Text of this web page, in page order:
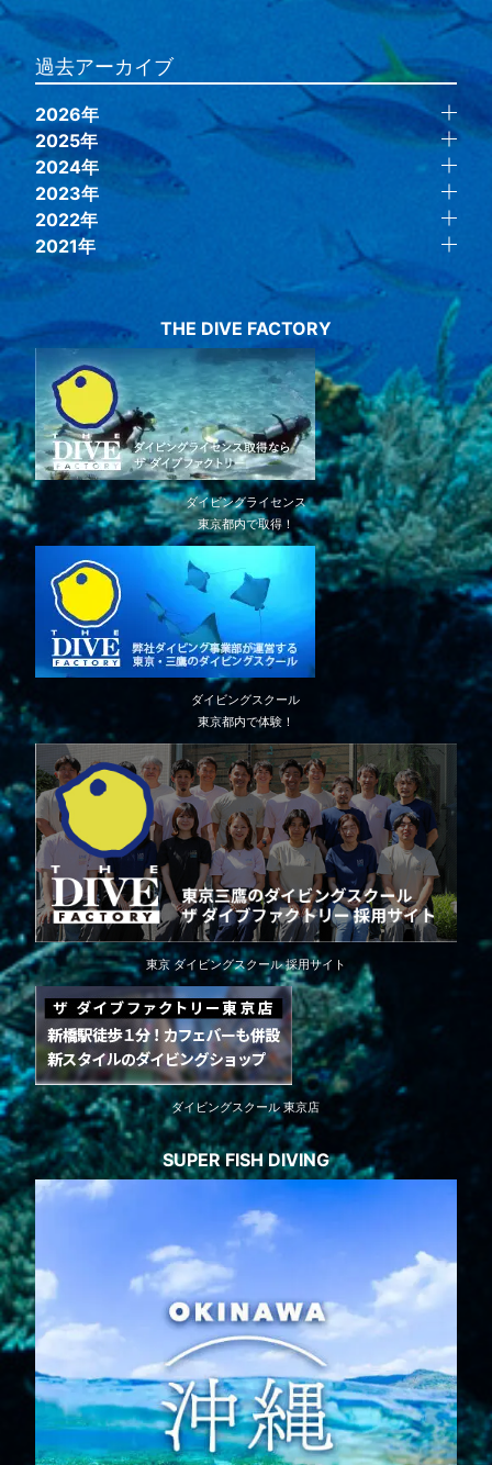
過去アーカイブ
2026年
2025年
2024年
2023年
2022年
2021年
THE DIVE FACTORY
ダイビングライセンス
東京都内で取得！
ダイビングスクール
東京都内で体験！
東京 ダイビングスクール 採用サイト
ダイビングスクール 東京店
SUPER FISH DIVING